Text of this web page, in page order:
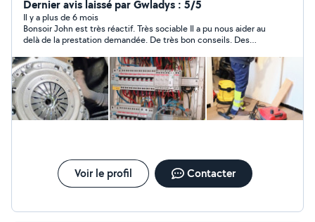
Dernier avis laissé par Gwladys : 5/5
Il y a plus de 6 mois
Bonsoir John est très réactif. Très sociable Il a pu nous aider au
delà de la prestation demandée. De très bon conseils. Des
Voir le profil Contacter